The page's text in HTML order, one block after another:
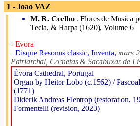
1 - Joao VAZ
M. R. Coelho : Flores de Musica
Tecla, & Harpa (1620), Volume 6
- Evora
- Disque Resonus classic, Inventa, mars
Patriarchal, Cornetas & Sacabuxas de
Évora Cathedral, Portugal
Organ by Heitor Lobo (c.1562) /
(1771)
Diderik Andreas Flentrop (restoration,
Formentelli (revision, 2023)